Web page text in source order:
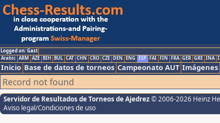
Logged on: Gast
Arabic ARM AZE BIH BUL CAT CHN CRO CZE DEN ENG ESP FAI FIN FRA GER GRE INA
Inicio Base de datos de torneos Campeonato AUT Imágenes
Record not found
Servidor de Resultados de Torneos de Ajedrez © 2006-2026 Heinz
Aviso legal/Condiciones de uso